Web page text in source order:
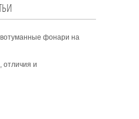
фонари на
отличия и